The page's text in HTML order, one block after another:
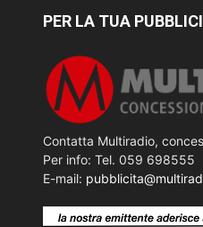
PER LA TUA
Contatta Multiradio,
Per info: Tel. 059 698555
E-mail: